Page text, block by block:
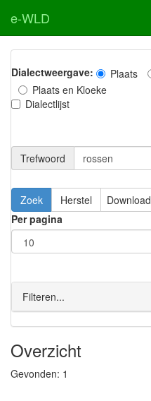
e-WLD
Dialectweergave: Plaats
Plaats en Kloeke
Dialectlijst
Trefwoord
Download
Per pagina
Filteren...
Overzicht
Gevonden: 1